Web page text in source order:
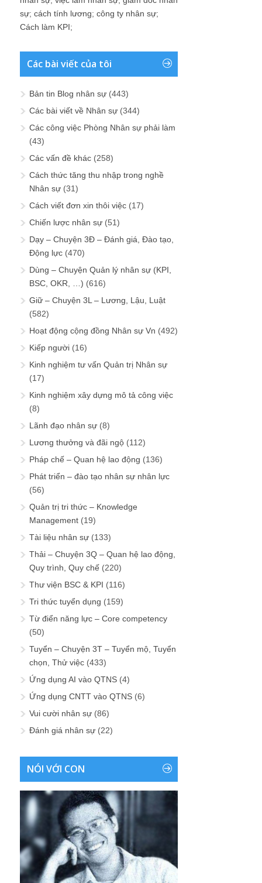
sự; cách tính lương; công ty nhân sự;
Cách làm KPI;
Các bài viết của tôi
Bản tin Blog nhân sự (443)
Các bài viết về Nhân sự (344)
Các công việc Phòng Nhân sự phải làm
(43)
Các vấn đề khác (258)
Cách thức tăng thu nhập trong nghề
Nhân sự (31)
Cách viết đơn xin thôi việc (17)
Chiến lược nhân sự (51)
Dạy – Chuyện 3Đ – Đánh giá, Đào tạo,
Động lực (470)
Dùng – Chuyện Quản lý nhân sự (KPI,
BSC, OKR, …) (616)
Giữ – Chuyện 3L – Lương, Lậu, Luật
(582)
Hoạt động cộng đồng Nhân sự Vn (492)
Kiếp người (16)
Kinh nghiệm tư vấn Quản trị Nhân sự
(17)
Kinh nghiệm xây dựng mô tả công việc
(8)
Lãnh đạo nhân sự (8)
Lương thưởng và đãi ngộ (112)
Pháp chế – Quan hệ lao động (136)
Phát triển – đào tạo nhân sự nhân lực
(56)
Quản trị tri thức – Knowledge
Management (19)
Tài liệu nhân sự (133)
Thải – Chuyện 3Q – Quan hệ lao động,
Quy trình, Quy chế (220)
Thư viện BSC & KPI (116)
Tri thức tuyển dụng (159)
Từ điển năng lực – Core competency
(50)
Tuyển – Chuyện 3T – Tuyển mộ, Tuyển
chọn, Thử việc (433)
Ứng dụng AI vào QTNS (4)
Ứng dụng CNTT vào QTNS (6)
Vui cười nhân sự (86)
Đánh giá nhân sự (22)
NÓI VỚI CON